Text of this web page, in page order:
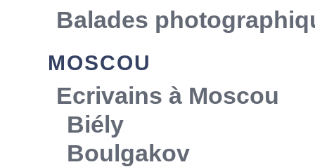
Balades
MOSCOU
Ecrivains à Moscou
Biély
Boulgakov